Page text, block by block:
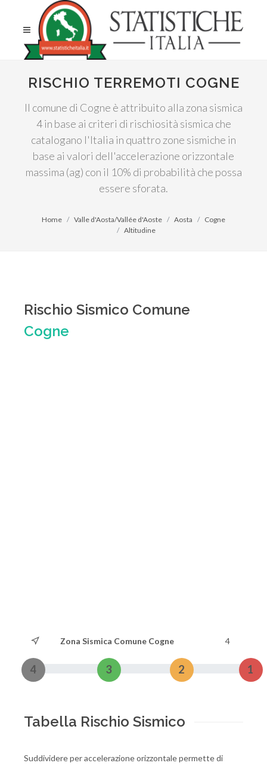
RISCHIO TERREMOTI COGNE
Il comune di Cogne è attribuito alla zona sismica
4 in base ai criteri di rischiosità sismica che
catalogano l'Italia in quattro zone sismiche in
base ai valori dell'accelerazione orizzontale
massima (ag) con il 10% di probabilità che possa
essere sforata.
Home Valle d'Aosta/Vallée d'Aoste Aosta
Cogne
Altitudine
Rischio Sismico Comune
Cogne
Zona Sismica Comune Cogne 4
4 3 2 1
Tabella Rischio Sismico
Suddividere per accelerazione orizzontale permette di